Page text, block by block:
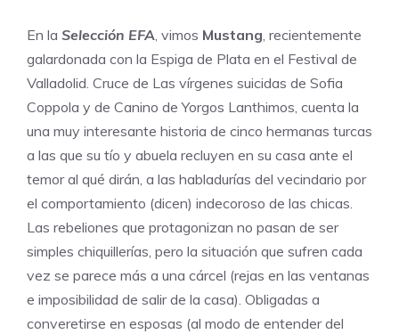
En la Selección EFA, vimos Mustang, recientemente
galardonada con la Espiga de Plata en el Festival de
Valladolid. Cruce de Las vírgenes suicidas de Sofia
Coppola y de Canino de Yorgos Lanthimos, cuenta la
una muy interesante historia de cinco hermanas turcas
a las que su tío y abuela recluyen en su casa ante el
temor al qué dirán, a las habladurías del vecindario por
el comportamiento (dicen) indecoroso de las chicas.
Las rebeliones que protagonizan no pasan de ser
simples chiquillerías, pero la situación que sufren cada
vez se parece más a una cárcel (rejas en las ventanas
e imposibilidad de salir de la casa). Obligadas a
converetirse en esposas (al modo de entender del